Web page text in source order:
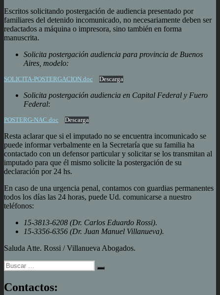
Escritos solicitando postergación de audiencia presentado por
familiares del detenido incomunicado, no necesariamente deben ser
redactados a máquina o impresora, sino también en forma
manuscrita.
Solicita postergación audiencia para provincia de Buenos
Aires, modelo:
SOLICITA-POSTERGACION.doc Descarga
Solicita postergación audiencia en Capital Federal y Fuero
Federal:
POSTERG-NAC.doc Descarga
Resta aclarar que si el imputado no se encuentra incomunicado se
puede informar verbalmente en la Secretaría que su familia ha
contactado con un defensor particular y solicitar se los transmitan al
imputado para que él mismo solicite la postergación de su
declaración por 24 hs.
En caso de una urgencia penal, contamos con guardias permanentes
todos los días las 24 horas, puede Ud. comunicarse a nuestro
teléfonos:
15-3813-6208 (Dr. Carlos Eduardo Rossi).
15-3356-6356 (Dr. Juan Manuel Villanueva).
Saluda Atte. Rossi / Villanueva Abogados.
Buscar
por:
Buscar
Contactos: